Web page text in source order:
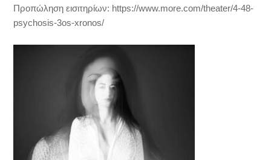
Προπώληση εισιτηρίων: https://www.more.com/theater/4-48-
psychosis-3os-xronos/